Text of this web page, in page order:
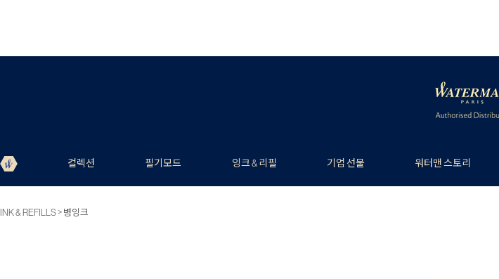
컬렉션 필기모드 잉크 & 리필 기업 선물 워터맨 스토리
INK & REFILLS>병잉크